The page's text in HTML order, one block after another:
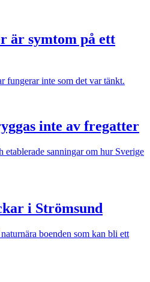
är symtom på ett
fungerar inte som det var tänkt.
inte av fregatter
etablerade sanningar om hur Sverige
i Strömsund
boenden som kan bli ett